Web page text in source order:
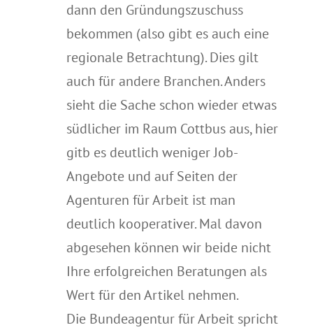
dann den Gründungszuschuss
bekommen (also gibt es auch eine
regionale Betrachtung). Dies gilt
auch für andere Branchen. Anders
sieht die Sache schon wieder etwas
südlicher im Raum Cottbus aus, hier
gitb es deutlich weniger Job-
Angebote und auf Seiten der
Agenturen für Arbeit ist man
deutlich kooperativer. Mal davon
abgesehen können wir beide nicht
Ihre erfolgreichen Beratungen als
Wert für den Artikel nehmen.
Die Bundeagentur für Arbeit spricht